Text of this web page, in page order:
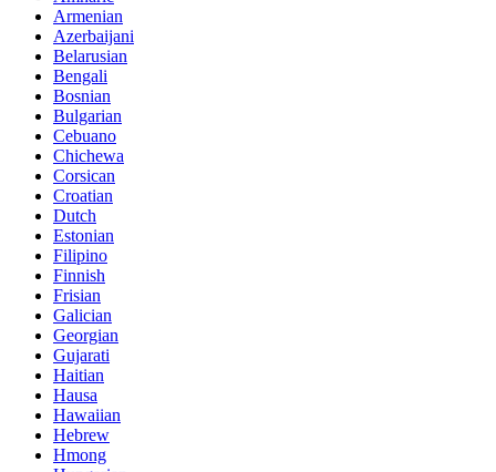
Armenian
Azerbaijani
Belarusian
Bengali
Bosnian
Bulgarian
Cebuano
Chichewa
Corsican
Croatian
Dutch
Estonian
Filipino
Finnish
Frisian
Galician
Georgian
Gujarati
Haitian
Hausa
Hawaiian
Hebrew
Hmong